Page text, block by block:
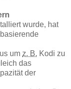
wurde, hat
um z. B. Kodi zu
das
der